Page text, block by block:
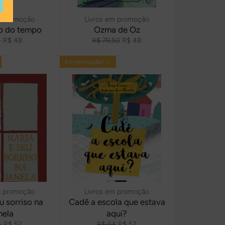
promoção
do tempo
Preço
R$ 48
Livros em promoção
Ozma de Oz
Preço
R$ 79,50 Preço
R$ 48
promoção
sorriso na
Livros em promoção
Cadê a escola que estava
aqui?
Em promoção! ☆